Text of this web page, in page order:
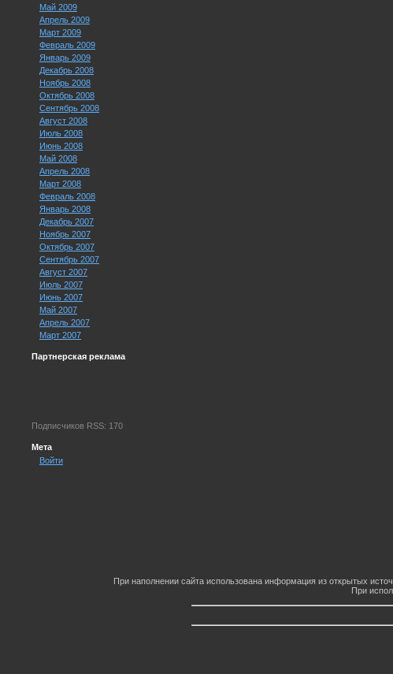
Май 2009
Апрель 2009
Март 2009
Февраль 2009
Январь 2009
Декабрь 2008
Ноябрь 2008
Октябрь 2008
Сентябрь 2008
Август 2008
Июль 2008
Июнь 2008
Май 2008
Апрель 2008
Март 2008
Февраль 2008
Январь 2008
Декабрь 2007
Ноябрь 2007
Октябрь 2007
Сентябрь 2007
Август 2007
Июль 2007
Июнь 2007
Май 2007
Апрель 2007
Март 2007
Партнерская реклама
Подписчиков RSS: 170
Мета
Войти
При наполнении сайта использована информация из открытых
При